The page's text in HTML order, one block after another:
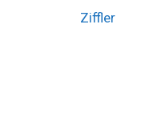
Ziffler